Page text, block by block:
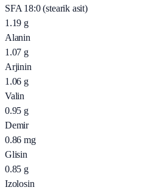
SFA 18:0 (stearik asit)
1.19 g
Alanin
1.07 g
Arjinin
1.06 g
Valin
0.95 g
Demir
0.86 mg
Glisin
0.85 g
Izolosin